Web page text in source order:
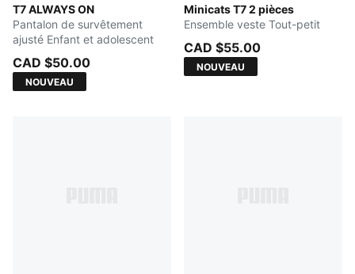
T7 ALWAYS ON
PUMA BLACK
Pantalon de survêtement
ajusté Enfant et adolescent
CAD $50.00
NOUVEAU
Minicats T7 2 pièces
FOR ALL TIME RED
Ensemble veste Tout-petit
CAD $55.00
NOUVEAU